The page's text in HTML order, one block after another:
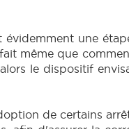
une
même que
le dispositif
de certains